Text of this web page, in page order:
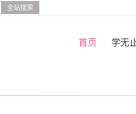
全站搜索
首页 学无